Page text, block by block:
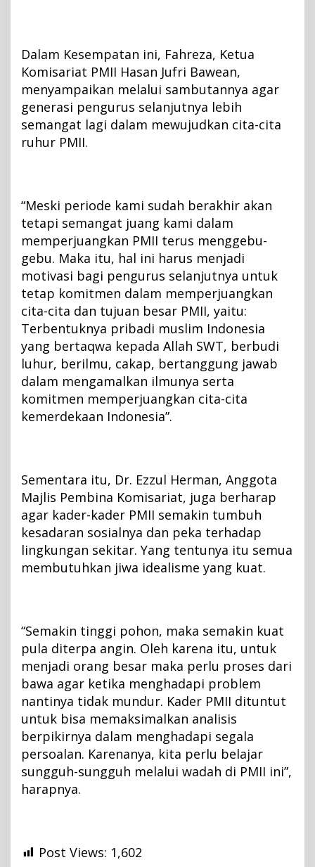
-
6
Dalam Kesempatan ini, Fahreza, Ketua
Komisariat PMII Hasan Jufri Bawean,
menyampaikan melalui sambutannya agar
generasi pengurus selanjutnya lebih
semangat lagi dalam mewujudkan cita-cita
ruhur PMII.
“Meski periode kami sudah berakhir akan
tetapi semangat juang kami dalam
memperjuangkan PMII terus menggebu-
gebu. Maka itu, hal ini harus menjadi
motivasi bagi pengurus selanjutnya untuk
tetap komitmen dalam memperjuangkan
cita-cita dan tujuan besar PMII, yaitu:
Terbentuknya pribadi muslim Indonesia
yang bertaqwa kepada Allah SWT, berbudi
luhur, berilmu, cakap, bertanggung jawab
dalam mengamalkan ilmunya serta
komitmen memperjuangkan cita-cita
kemerdekaan Indonesia”.
Sementara itu, Dr. Ezzul Herman, Anggota
Majlis Pembina Komisariat, juga berharap
agar kader-kader PMII semakin tumbuh
kesadaran sosialnya dan peka terhadap
lingkungan sekitar. Yang tentunya itu semua
membutuhkan jiwa idealisme yang kuat.
“Semakin tinggi pohon, maka semakin kuat
pula diterpa angin. Oleh karena itu, untuk
menjadi orang besar maka perlu proses dari
bawa agar ketika menghadapi problem
nantinya tidak mundur. Kader PMII dituntut
untuk bisa memaksimalkan analisis
berpikirnya dalam menghadapi segala
persoalan. Karenanya, kita perlu belajar
sungguh-sungguh melalui wadah di PMII ini”,
harapnya.
Post Views: 1,602